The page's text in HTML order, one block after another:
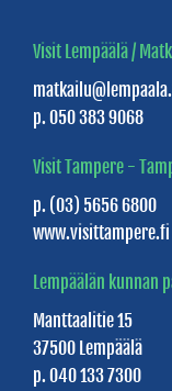
SAUNATILAT
Yleisösaunat
Lempee
Sauna
Stay
Lempäälän
Luontaiskylpylä
Visit Lempäälä /
p. 050 383 9068
Visit Tampere -
p. (03) 5656 6800
www.visittampere.fi
Lempäälän kunnan
Manttaalitie 15
37500 Lempäälä
p. 040 133 7300